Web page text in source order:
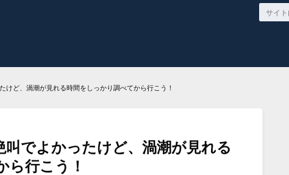
けど、渦潮が見れる時間をしっかり調べてから行こう！
叫でよかったけど、渦潮が見れる
ら行こう！